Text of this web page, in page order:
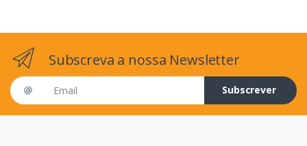
Subscreva a nossa Newsletter
Email address
Subscrever